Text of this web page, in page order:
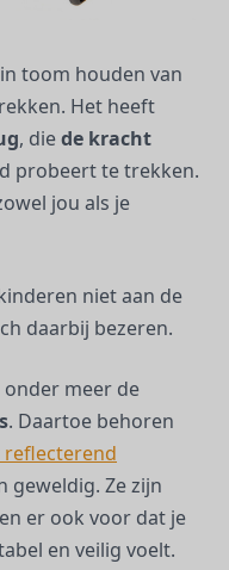
toom houden van
Het heeft
, diede kracht
probeert te trekken.
jou als je
niet aan de
daarbij bezeren.
meer de
. Daartoe behoren
reflecterend
geweldig. Ze zijn
er ook voor dat je
en veilig voelt.